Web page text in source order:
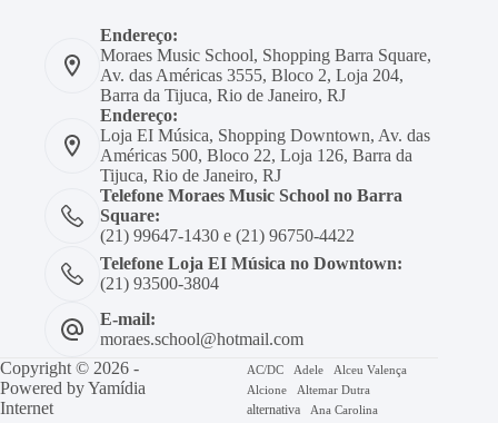
Endereço:
Moraes Music School, Shopping Barra Square,
Av. das Américas 3555, Bloco 2, Loja 204,
Barra da Tijuca, Rio de Janeiro, RJ
Endereço:
Loja EI Música, Shopping Downtown, Av. das
Américas 500, Bloco 22, Loja 126, Barra da
Tijuca, Rio de Janeiro, RJ
Telefone Moraes Music School no Barra
Square:
(21) 99647-1430 e (21) 96750-4422
Telefone Loja EI Música no Downtown:
(21) 93500-3804
E-mail:
moraes.school@hotmail.com
Copyright © 2026 -
Powered byYamídia
Internet
AC/DC Adele
Alceu Valença
Alcione
Altemar Dutra
alternativa
Ana Carolina